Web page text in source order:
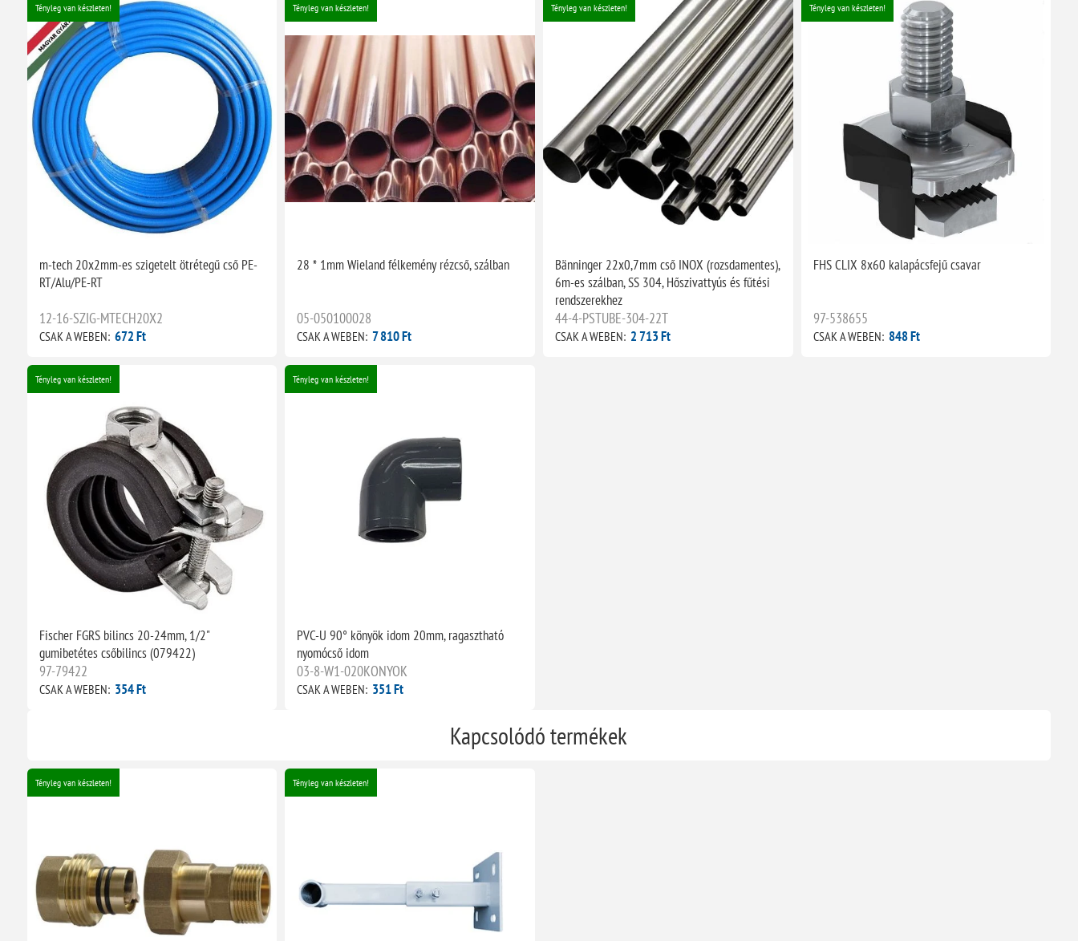
Tényleg van készleten!
m-tech 20x2mm-es szigetelt ötrétegű cső PE-
RT/Alu/PE-RT
12-16-SZIG-MTECH20X2
CSAK A WEBEN: 672 Ft
Tényleg van készleten!
28 * 1mm Wieland félkemény rézcső, szálban
05-050100028
CSAK A WEBEN: 7 810 Ft
Tényleg van készleten!
Bänninger 22x0,7mm cső INOX (rozsdamentes),
6m-es szálban, SS 304, Hőszivattyús és fűtési
rendszerekhez
44-4-PSTUBE-304-22T
CSAK A WEBEN: 2 713 Ft
Tényleg van készleten!
FHS CLIX 8x60 kalapácsfejű csavar
97-538655
CSAK A WEBEN: 848 Ft
Tényleg van készleten!
Fischer FGRS bilincs 20-24mm, 1/2"
gumibetétes csőbilincs (079422)
97-79422
CSAK A WEBEN: 354 Ft
Tényleg van készleten!
PVC-U 90° könyök idom 20mm, ragasztható
nyomócső idom
03-8-W1-020KONYOK
CSAK A WEBEN: 351 Ft
Kapcsolódó termékek
Tényleg van készleten! Tényleg van készleten!